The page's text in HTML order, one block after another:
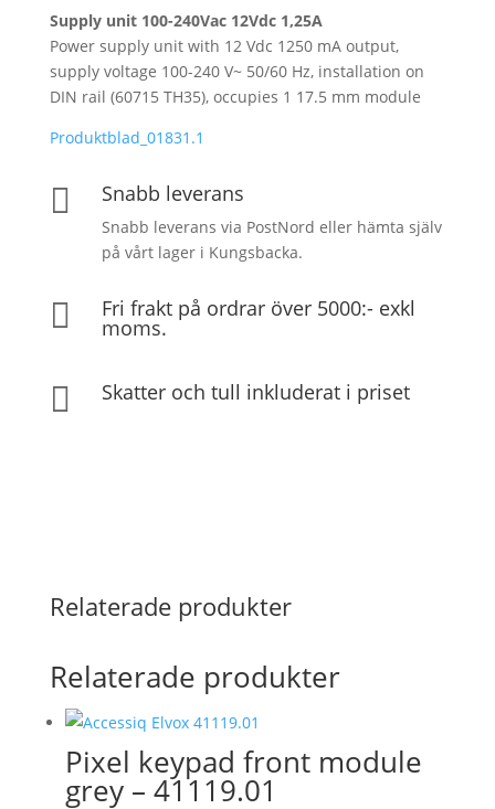
Supply unit 100-240Vac 12Vdc 1,25A
Power supply unit with 12 Vdc 1250 mA output,
supply voltage 100-240 V~ 50/60 Hz, installation on
DIN rail (60715 TH35), occupies 1 17.5 mm module
Produktblad_01831.1
 Snabb leverans
Snabb leverans via PostNord eller hämta själv
på vårt lager i Kungsbacka.
 Fri frakt på ordrar över 5000:- exkl
moms.
 Skatter och tull inkluderat i priset
Relaterade produkter
Relaterade produkter
Pixel keypad front module
grey – 41119.01